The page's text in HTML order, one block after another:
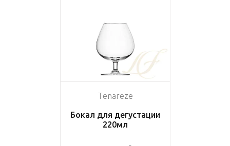
Tenareze
Бокал для дегустации
220мл